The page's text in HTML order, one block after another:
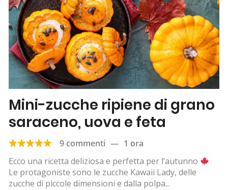
Mini-zucche ripiene di grano
saraceno, uova e feta
9 commenti — 1 ora
Ecco una ricetta deliziosa e perfetta per l’autunno
Le protagoniste sono le zucche Kawaii Lady, delle
zucche di piccole dimensioni e dalla polpa...